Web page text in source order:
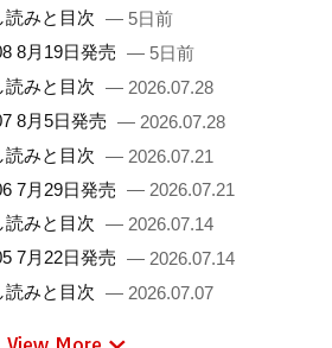
読みと目次 — 5日前
8月19日発売 — 5日前
読みと目次 — 2026.07.28
8月5日発売 — 2026.07.28
読みと目次 — 2026.07.21
7月29日発売 — 2026.07.21
読みと目次 — 2026.07.14
7月22日発売 — 2026.07.14
読みと目次 — 2026.07.07